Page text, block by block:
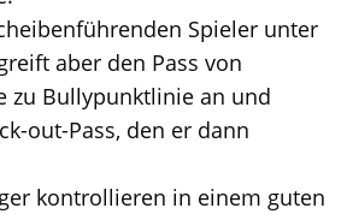
Spieler unter
aber den Pass von
zu Bullypunktlinie an und
out-Pass, den er dann
kontrollieren in einem guten